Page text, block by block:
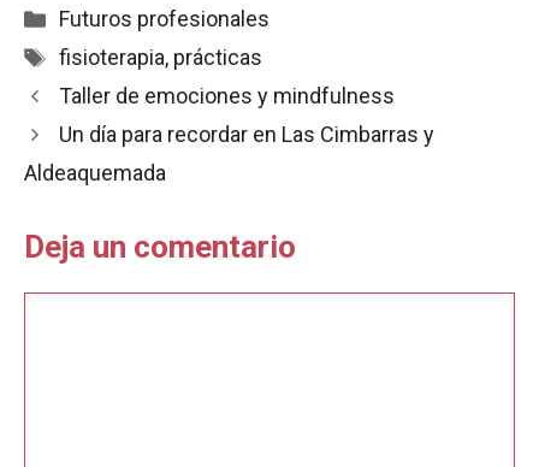
c
b
o
o
a
s
A
p
a
l
i
t
m
a
r
t
Categorías
Futuros profesionales
Etiquetas
fisioterapia, prácticas
Taller de emociones y mindfulness
Un día para recordar en Las Cimbarras y
Aldeaquemada
Deja un comentario